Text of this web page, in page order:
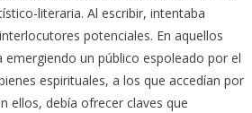
literaria. Al escribir, intentaba
potenciales. En aquellos
emergiendo un público espoleado por el
espirituales, a los que accedían por
ellos, debía ofrecer claves que